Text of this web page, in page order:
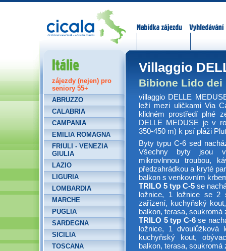
Villaggio
Bibione Lido
villaggio DELLE
leží mezi uličkami Via
klidném prostředí plné
DELLE MEDUSE je v
350-450 m) k psí pláži
Byty typu C-6 sed
Všechny byty jsou
mikrovlnnou troubou,
předzahrádkou a kryté
balkon s venkovním
TRILO 5 typ C-5 se
ložnice, 1 ložnice se 2
zařízení, kuchyňský
balkon, terasa, soukromá
TRILO 5 typ C-6 se
ložnice, 1 dvoulůžková
kuchyňský kout,
balkon, terasa, soukromá
Itálie
zájezdy (nejen) pro
seniory 55+
ABRUZZO
CALABRIA
CAMPANIA
EMILIA ROMAGNA
FRIULI - VENEZIA
GIULIA
LAZIO
LIGURIA
LOMBARDIA
MARCHE
PUGLIA
SARDEGNA
SICILIA
TOSCANA